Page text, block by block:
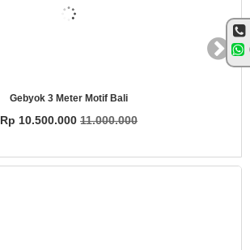
Gebyok 3 Meter Motif Bali
Rp 10.500.000 11.000.000